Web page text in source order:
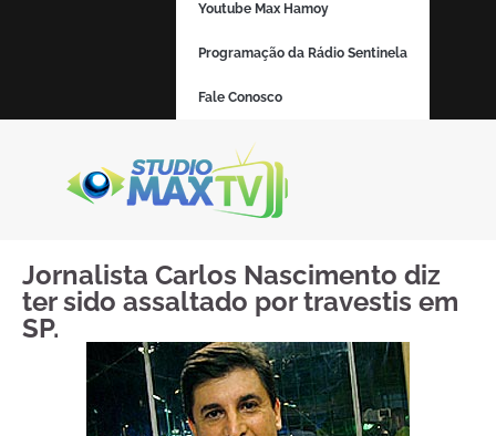
Youtube Max Hamoy
Programação da Rádio Sentinela
Fale Conosco
Jornalista Carlos Nascimento diz
ter sido assaltado por travestis em
SP.